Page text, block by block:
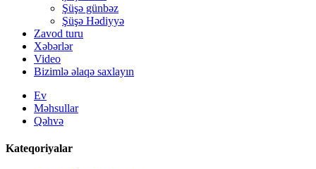
Şüşə günbəz
Şüşə Hədiyyə
Zavod turu
Xəbərlər
Video
Bizimlə əlaqə saxlayın
Ev
Məhsullar
Qəhvə
Kateqoriyalar